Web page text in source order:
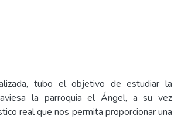
tubo el objetivo de estudiar la
la parroquia el Ángel, a su vez
real que nos permita proporcionar una